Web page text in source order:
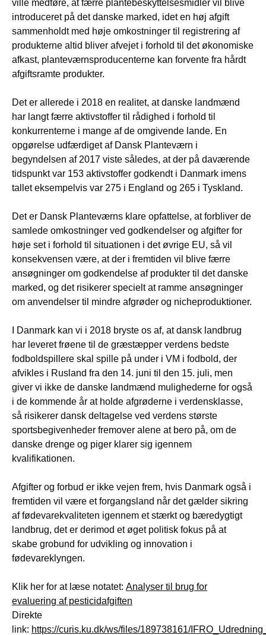
ville medføre, at færre plantebeskyttelsesmidler vil blive
introduceret på det danske marked, idet en høj afgift
sammenholdt med høje omkostninger til registrering af
produkterne altid bliver afvejet i forhold til det økonomiske
afkast, planteværnsproducenterne kan forvente fra hårdt
afgiftsramte produkter.
Det er allerede i 2018 en realitet, at danske landmænd
har langt færre aktivstoffer til rådighed i forhold til
konkurrenterne i mange af de omgivende lande. En
opgørelse udfærdiget af Dansk Planteværn i
begyndelsen af 2017 viste således, at der på daværende
tidspunkt var 153 aktivstoffer godkendt i Danmark imens
tallet eksempelvis var 275 i England og 265 i Tyskland.
Det er Dansk Planteværns klare opfattelse, at forbliver de
samlede omkostninger ved godkendelser og afgifter for
høje set i forhold til situationen i det øvrige EU, så vil
konsekvensen være, at der i fremtiden vil blive færre
ansøgninger om godkendelse af produkter til det danske
marked, og det risikerer specielt at ramme ansøgninger
om anvendelser til mindre afgrøder og nicheproduktioner.
I Danmark kan vi i 2018 bryste os af, at dansk landbrug
har leveret frøene til de græstæpper verdens bedste
fodboldspillere skal spille på under i VM i fodbold, der
afvikles i Rusland fra den 14. juni til den 15. juli, men
giver vi ikke de danske landmænd mulighederne for også
i de kommende år at holde afgrøderne i verdensklasse,
så risikerer dansk deltagelse ved verdens største
sportsbegivenheder fremover alene at bero på, om de
danske drenge og piger klarer sig igennem
kvalifikationen.
Afgifter og forbud er ikke vejen frem, hvis Danmark også i
fremtiden vil være et forgangsland når det gælder sikring
af fødevarekvaliteten igennem et stærkt og bæredygtigt
landbrug, det er derimod et øget politisk fokus på at
skabe grobund for udvikling og innovation i
fødevareklyngen.
Klik her for at læse notatet: Analyser til brug for
evaluering af pesticidafgiften
Direkte
link: https://curis.ku.dk/ws/files/189738161/